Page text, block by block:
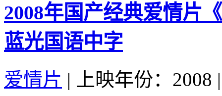
2008年国产经典爱情片
蓝光国语中字
爱情片 | 上映年份：2008 |